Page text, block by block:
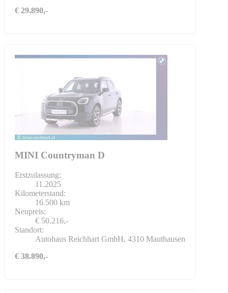
€ 29.890,-
MINI Countryman D
Erstzulassung:
11.2025
Kilometerstand:
16.500 km
Neupreis:
€ 50.216,-
Standort:
Autohaus Reichhart GmbH, 4310 Mauthausen
€ 38.890,-